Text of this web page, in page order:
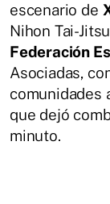
escenario de
Nihon Tai-
Federación
Asociadas,
comunidades
que dejó
minuto.